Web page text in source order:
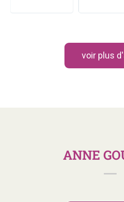
voir plus
ANNE